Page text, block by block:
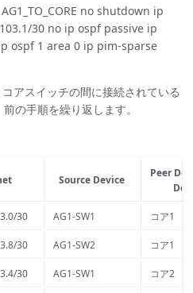
no shutdown ip
30 no ip ospf passive ip
ospf 1 area 0 ip pim-sparse
アスイッチの間に接続されている
の手順を繰り返します。
Source Device
Peer
30 AG1-SW1 コア1
30 AG1-SW2 コア1
30 AG1-SW1 コア2